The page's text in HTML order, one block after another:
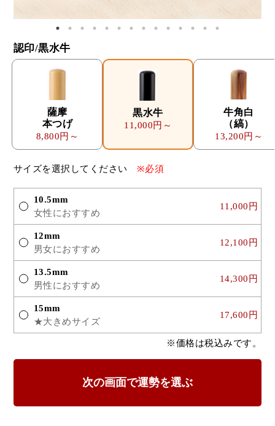
認印/黒水牛
薩摩
本つげ
8,800円～
黒水牛
11,000円～
牛角白
（縞）
13,200円～
サイズを選択してください ※必須
10.5mm
女性におすすめ
11,000円
12mm
男女におすすめ
12,100円
13.5mm
男性におすすめ
14,300円
15mm
★大きめサイズ
17,600円
※価格は税込みです。